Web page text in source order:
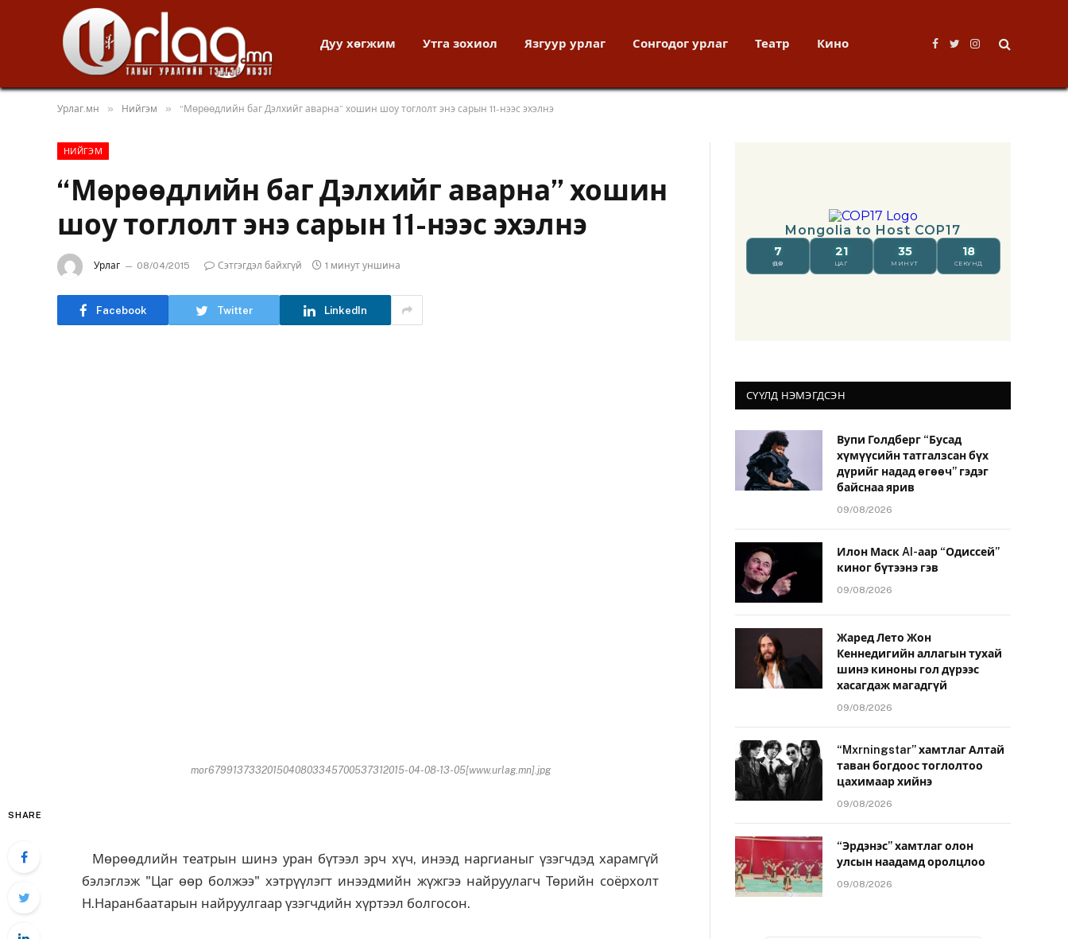
Дуу хөгжим Утга зохиол Язгуур урлаг Сонгодог урлаг Театр Кино
Facebook
TwitterInstagram
Урлаг.мн » Нийгэм » “Мөрөөдлийн баг Дэлхийг аварна” хошин шоу тоглолт энэ сарын 11-нээс эхэлнэ
НИЙГЭМ
“Мөрөөдлийн баг Дэлхийг аварна” хошин
шоу тоглолт энэ сарын 11-нээс эхэлнэ
Урлаг 08/04/2015 Сэтгэгдэл байхгүй 1 минут уншина
Facebook Twitter LinkedIn
mor6799137332015040803345700537312015-04-08-13-05[www.urlag.mn].jpg
SHARE
Мөрөөдлийн театрын шинэ уран бүтээл эрч хүч, инээд наргианыг үзэгчдэд харамгүй
бэлэглэж "Цаг өөр болжээ" хэтрүүлэгт инээдмийн жүжгээ найруулагч Төрийн соёрхолт
Н.Наранбаатарын найруулгаар үзэгчдийн хүртээл болгосон.
СҮҮЛД НЭМЭГДСЭН
Вупи Голдберг “Бусад
хүмүүсийн татгалзсан бүх
дүрийг надад өгөөч” гэдэг
байснаа ярив
09/08/2026
Илон Маск AI-аар “Одиссей”
киног бүтээнэ гэв
09/08/2026
Жаред Лето Жон
Кеннедигийн аллагын тухай
шинэ киноны гол дүрээс
хасагдаж магадгүй
09/08/2026
“Mxrningstar” хамтлаг Алтай
таван богдоос тоглолтоо
цахимаар хийнэ
09/08/2026
“Эрдэнэс” хамтлаг олон
улсын наадамд оролцлоо
09/08/2026